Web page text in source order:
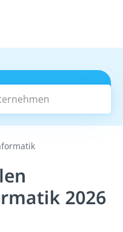
Suchen
2026